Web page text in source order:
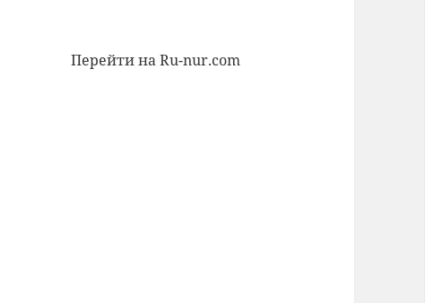
Перейти на Ru-nur.com